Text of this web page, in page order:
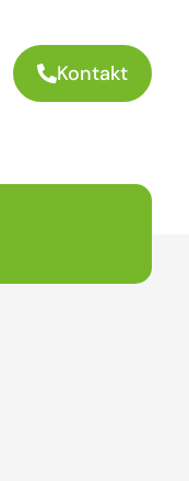
Kontakt